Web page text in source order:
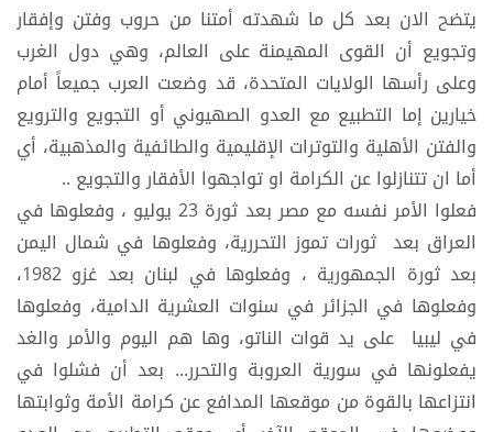
يتضح الان بعد كل ما شهدته أمتنا من حروب وفتن وإفقار
وتجويع أن القوى المهيمنة على العالم، وهي دول الغرب
وعلى رأسها الولايات المتحدة، قد وضعت العرب جميعاً أمام
خيارين إما التطبيع مع العدو الصهيوني أو التجويع والترويع
والفتن الأهلية والتوترات الإقليمية والطائفية والمذهبية، أي
أما ان تتنازلوا عن الكرامة او تواجهوا الأفقار والتجويع ..
فعلوا الأمر نفسه مع مصر بعد ثورة 23 يوليو ، وفعلوها في
العراق بعد ثورات تموز التحررية، وفعلوها في شمال اليمن
بعد ثورة الجمهورية ، وفعلوها في لبنان بعد غزو 1982،
وفعلوها في الجزائر في سنوات العشرية الدامية، وفعلوها
في ليبيا على يد قوات الناتو، وها هم اليوم والأمر والغد
يفعلونها في سورية العروبة والتحرر... بعد أن فشلوا في
انتزاعها بالقوة من موقعها المدافع عن كرامة الأمة وثوابتها